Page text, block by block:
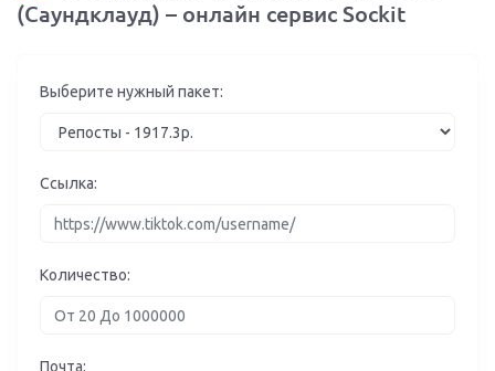
(Саундклауд) – онлайн сервис Sockit
Выберите нужный пакет:
Ссылка:
Количество:
Почта: